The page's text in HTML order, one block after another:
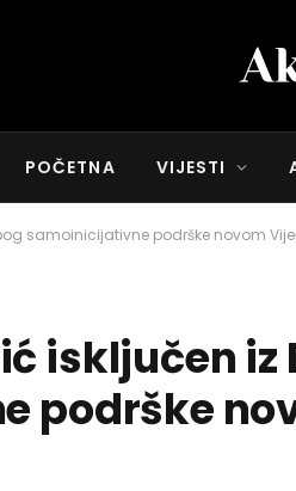
POČETNA VIJESTI
samoinicijativne podrške novom
isključen iz
podrške